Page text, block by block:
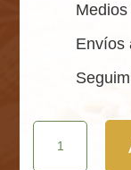
Envíos
Nuez
Mariposa